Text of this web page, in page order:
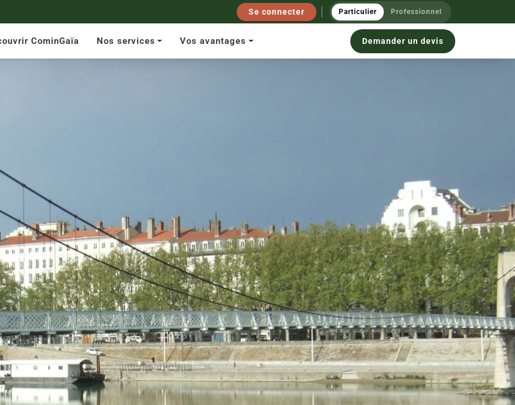
Se connecter Particulier Professionnel
CominGaïa Nos services Vos avantages Demander un devis